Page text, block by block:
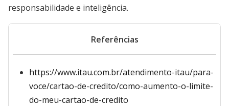
responsabilidade e inteligência.
Referências
https://www.itau.com.br/atendimento-itau/para-
voce/cartao-de-credito/como-aumento-o-limite-
do-meu-cartao-de-credito